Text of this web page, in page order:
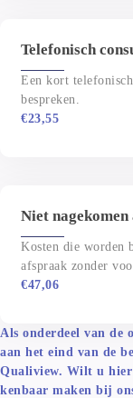
Telefonisch
Een kort
bespreken.
€23,55
Niet
Kosten die worden
afspraak zonder
€47,06
Als onderdeel van de
aan het eind van de
Qualiview. Wilt u
kenbaar maken bij